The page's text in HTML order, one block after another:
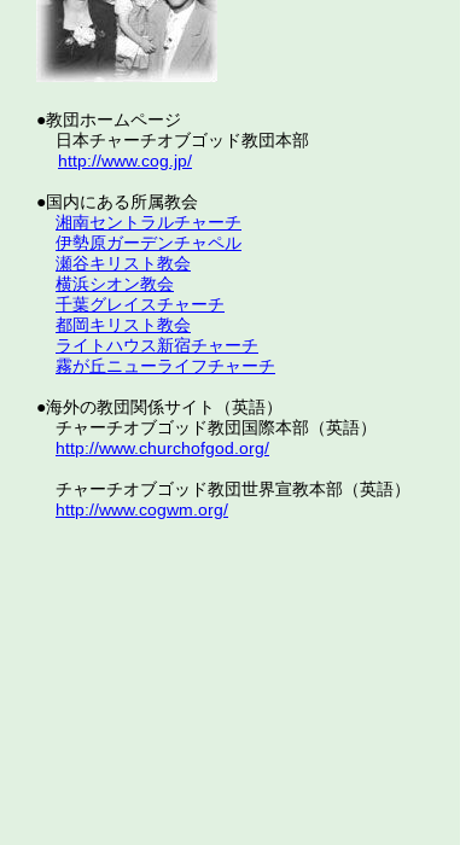
●教団ホームページ
日本チャーチオブゴッド教団本部
http://www.cog.jp/
●国内にある所属教会
湘南セントラルチャーチ
伊勢原ガーデンチャペル
瀬谷キリスト教会
横浜シオン教会
千葉グレイスチャーチ
都岡キリスト教会
ライトハウス新宿チャーチ
霧が丘ニューライフチャーチ
●海外の教団関係サイト（英語）
チャーチオブゴッド教団国際本部（英語）
http://www.churchofgod.org/
チャーチオブゴッド教団世界宣教本部（英語）
http://www.cogwm.org/